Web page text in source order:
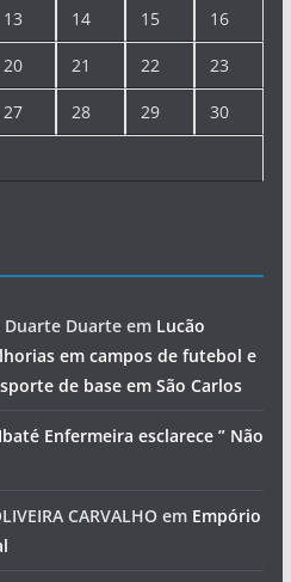
13 14 15 16
20 21 22 23
27 28 29 30
Duarteem Lucão
em campos de futebol e
de base em São Carlos
Enfermeira esclarece ” Não
CARVALHOem Empório